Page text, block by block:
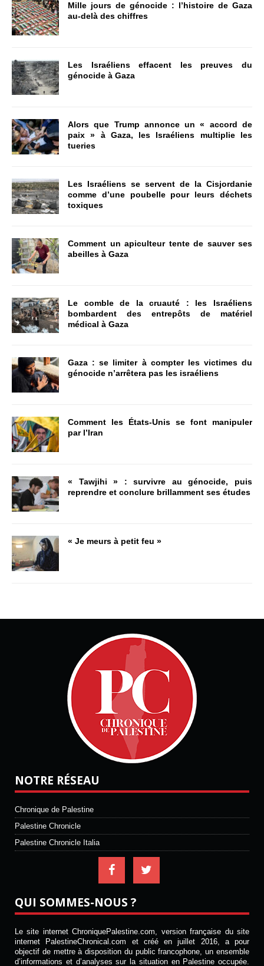
Mille jours de génocide : l’histoire de Gaza
au-delà des chiffres
Les Israéliens effacent les preuves du
génocide à Gaza
Alors que Trump annonce un « accord de
paix » à Gaza, les Israéliens multiplie les
tueries
Les Israéliens se servent de la Cisjordanie
comme d’une poubelle pour leurs déchets
toxiques
Comment un apiculteur tente de sauver ses
abeilles à Gaza
Le comble de la cruauté : les Israéliens
bombardent des entrepôts de matériel
médical à Gaza
Gaza : se limiter à compter les victimes du
génocide n’arrêtera pas les israéliens
Comment les États-Unis se font manipuler
par l’Iran
« Tawjihi » : survivre au génocide, puis
reprendre et conclure brillamment ses études
« Je meurs à petit feu »
NOTRE RÉSEAU
Chronique de Palestine
Palestine Chronicle
Palestine Chronicle Italia
QUI SOMMES-NOUS ?
Le site internet ChroniquePalestine.com, version française du site
internet PalestineChronical.com et créé en juillet 2016, a pour
objectif de mettre à disposition du public francophone, un ensemble
d’informations et d’analyses sur la situation en Palestine occupée.